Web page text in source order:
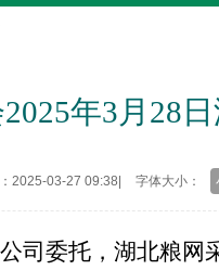
年3月28
2025-03-27 09:38 字体大小：
司委托，湖北粮网